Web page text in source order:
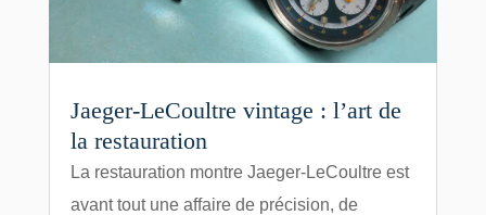
Jaeger-LeCoultre vintage : l’art de
la restauration
La restauration montre Jaeger-LeCoultre est
avant tout une affaire de précision, de